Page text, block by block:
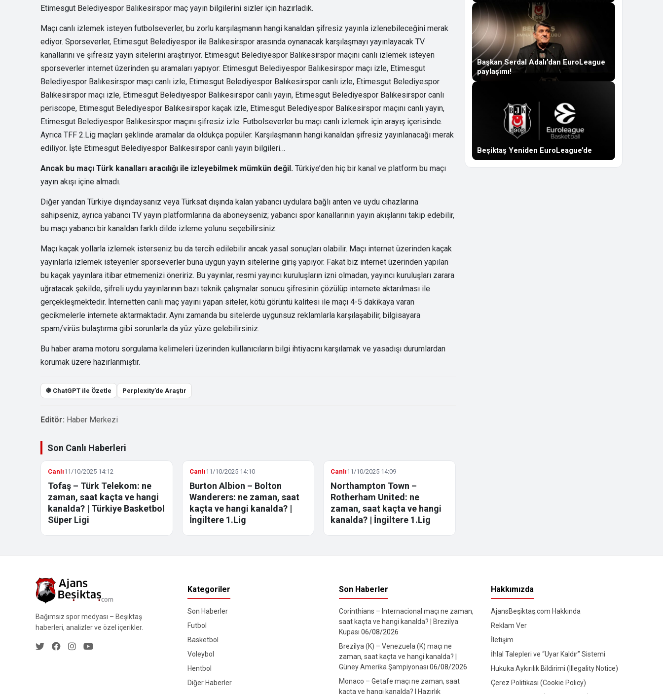
Etimesgut Belediyespor Balıkesirspor maç yayın bilgilerini sizler için hazırladık.
Maçı canlı izlemek isteyen futbolseverler, bu zorlu karşılaşmanın hangi kanaldan şifresiz yayınla izlenebileceğini merak
ediyor. Sporseverler, Etimesgut Belediyespor ile Balıkesirspor arasında oynanacak karşılaşmayı yayınlayacak TV
kanallarını ve şifresiz yayın sitelerini araştırıyor. Etimesgut Belediyespor Balıkesirspor maçını canlı izlemek isteyen
sporseverler internet üzerinden şu aramaları yapıyor: Etimesgut Belediyespor Balıkesirspor maçı izle, Etimesgut
Belediyespor Balıkesirspor maçı canlı izle, Etimesgut Belediyespor Balıkesirspor canlı izle, Etimesgut Belediyespor
Balıkesirspor maçı izle, Etimesgut Belediyespor Balıkesirspor canlı yayın, Etimesgut Belediyespor Balıkesirspor canlı
periscope, Etimesgut Belediyespor Balıkesirspor kaçak izle, Etimesgut Belediyespor Balıkesirspor maçını canlı yayın,
Etimesgut Belediyespor Balıkesirspor maçını şifresiz izle. Futbolseverler bu maçı canlı izlemek için arayış içerisinde.
Ayrıca TFF 2.Lig maçları şeklinde aramalar da oldukça popüler. Karşılaşmanın hangi kanaldan şifresiz yayınlanacağı merak
ediliyor. İşte Etimesgut Belediyespor Balıkesirspor canlı yayın bilgileri…
Ancak bu maçı Türk kanalları aracılığı ile izleyebilmek mümkün değil. Türkiye’den hiç bir kanal ve platform bu maçı
yayın akışı içine almadı.
Diğer yandan Türkiye dışındaysanız veya Türksat dışında kalan yabancı uydulara bağlı anten ve uydu cihazlarına
sahipseniz, ayrıca yabancı TV yayın platformlarına da aboneyseniz; yabancı spor kanallarının yayın akışlarını takip edebilir,
bu maçı yabancı bir kanaldan farklı dilde izleme yolunu seçebilirsiniz.
Maçı kaçak yollarla izlemek isterseniz bu da tercih edilebilir ancak yasal sonuçları olabilir. Maçı internet üzerinden kaçak
yayınlarla izlemek isteyenler sporseverler buna uygun yayın sitelerine giriş yapıyor. Fakat biz internet üzerinden yapılan
bu kaçak yayınlara itibar etmemenizi öneririz. Bu yayınlar, resmi yayıncı kuruluşların izni olmadan, yayıncı kuruluşları zarara
uğratacak şekilde, şifreli uydu yayınlarının bazı teknik çalışmalar sonucu şifresinin çözülüp internete aktarılması ile
gerçekleşmektedir. İnternetten canlı maç yayını yapan siteler, kötü görüntü kalitesi ile maçı 4-5 dakikaya varan
gecikmelerle internete aktarmaktadır. Aynı zamanda bu sitelerde uygunsuz reklamlarla karşılaşabilir, bilgisayara
spam/virüs bulaştırma gibi sorunlarla da yüz yüze gelebilirsiniz.
Bu haber arama motoru sorgulama kelimeleri üzerinden kullanıcıların bilgi ihtiyacını karşılamak ve yasadışı durumlardan
korumak üzere hazırlanmıştır.
֎ ChatGPT ile Özetle Perplexity’de Araştır
Editör: Haber Merkezi
Son Canlı Haberleri
Canlı11/10/2025 14:12
Tofaş – Türk Telekom: ne
zaman, saat kaçta ve hangi
kanalda? | Türkiye Basketbol
Süper Ligi
Canlı11/10/2025 14:10
Burton Albion – Bolton
Wanderers: ne zaman, saat
kaçta ve hangi kanalda? |
İngiltere 1.Lig
Canlı11/10/2025 14:09
Northampton Town –
Rotherham United: ne
zaman, saat kaçta ve hangi
kanalda? | İngiltere 1.Lig
Başkan Serdal Adalı’dan EuroLeague
paylaşımı!
Beşiktaş Yeniden EuroLeague’de
Bağımsız spor medyası – Beşiktaş
haberleri, analizler ve özel içerikler.
Kategoriler
Son Haberler
Futbol
Basketbol
Voleybol
Hentbol
Diğer Haberler
Son Haberler
Corinthians – Internacional maçı ne zaman,
saat kaçta ve hangi kanalda? | Brezilya
Kupası 06/08/2026
Brezilya (K) – Venezuela (K) maçı ne
zaman, saat kaçta ve hangi kanalda? |
Güney Amerika Şampiyonası 06/08/2026
Monaco – Getafe maçı ne zaman, saat
kaçta ve hangi kanalda? | Hazırlık
Hakkımızda
AjansBeşiktaş.com Hakkında
Reklam Ver
İletişim
İhlal Talepleri ve “Uyar Kaldır” Sistemi
Hukuka Aykırılık Bildirimi (Illegality Notice)
Çerez Politikası (Cookie Policy)